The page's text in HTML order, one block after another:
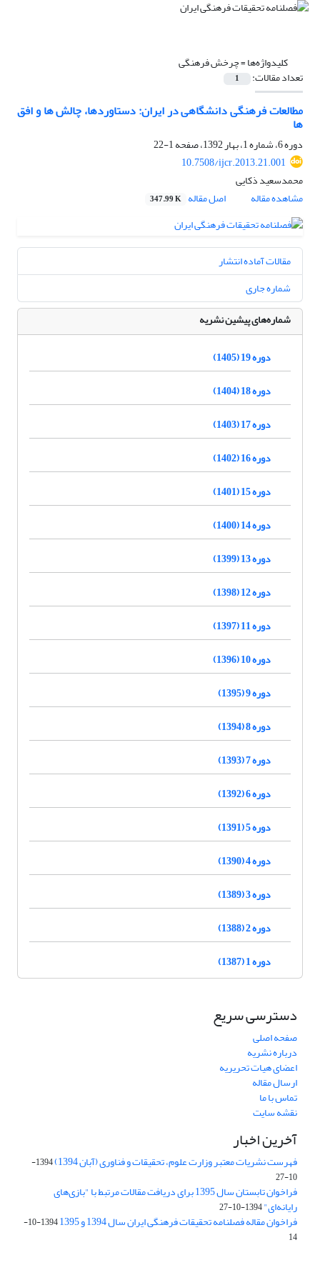
کلیدواژه‌ها =چرخش فرهنگی
تعداد مقالات: 1
مطالعات فرهنگی دانشگاهی در ایران: دستاوردها، چالش ها و افق
ها
دوره 6، شماره 1، بهار 1392، صفحه
1-22
10.7508/ijcr.2013.21.001
محمدسعید ذکایی
مشاهده مقاله
اصل مقاله 347.99 K
مقالات آماده انتشار
شماره جاری
شماره‌های پیشین نشریه
دوره 19 (1405)
دوره 18 (1404)
دوره 17 (1403)
دوره 16 (1402)
دوره 15 (1401)
دوره 14 (1400)
دوره 13 (1399)
دوره 12 (1398)
دوره 11 (1397)
دوره 10 (1396)
دوره 9 (1395)
دوره 8 (1394)
دوره 7 (1393)
دوره 6 (1392)
دوره 5 (1391)
دوره 4 (1390)
دوره 3 (1389)
دوره 2 (1388)
دوره 1 (1387)
دسترسی سریع
صفحه اصلی
درباره نشریه
اعضای هیات تحریریه
ارسال مقاله
تماس با ما
نقشه سایت
آخرین اخبار
فهرست نشریات معتبر وزارت علوم، تحقیقات و فناوری (آبان 1394)
1394-
10-27
فراخوان تابستان سال 1395 برای دریافت مقالات مرتبط با "بازی‌های
رایانه‌ای"1394-10-27
فراخوان مقاله فصلنامه تحقیقات فرهنگی ایران سال 1394 و 1395
1394-10-
14